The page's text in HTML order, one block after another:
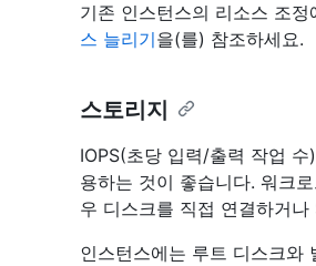
기존 인스턴스의 리소스 조
스 늘리기을(를) 참조하세요.
스토리지
IOPS(초당 입력/출력 작업
용하는 것이 좋습니다. 워크
우 디스크를 직접 연결하거
인스턴스에는 루트 디스크와